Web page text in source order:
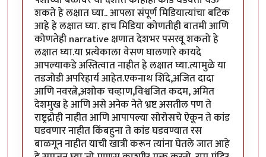
शकते हे लक्षात घ्या.. आपला संपूर्ण मिडियात्यांचा बटिक
आहे हे लक्षात घ्या. हाच मिडिया कोणतीही बातमी आणि
कोणतेही narrative क्षणात देशभर पसरवू शकतो हे
लक्षात घ्या.या प्रत्येकाला वेसण घालणारे कायदे
आपल्याकडे अस्तित्वात नाहीत हे लक्षात घ्या.त्यामुळे या
तडजोडी अपरिहार्य आहेत.एकनाथ शिंदे,अजित दादा
आणि नवरत्ने,अशोक चव्हाण,विश्वजित कदम, अमित
देशमुख हे आणि असे अनेक नेते भ्रष्ट असतील पण ते
राष्ट्रद्रोही नाहीत आणि आपापल्या सोरोसचे ऐकून ते कांड
घडवणार नाहीत किंबहुना ते कांड घडवण्यात रस
बाळगून नाहीत याची खात्री करून त्यांना घेतले जात आहे